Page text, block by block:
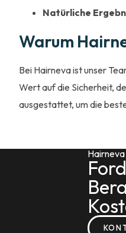
Natürliche
Warum
Bei Hairneva ist unser
Wert auf die Sicherheit,
ausgestattet, um die